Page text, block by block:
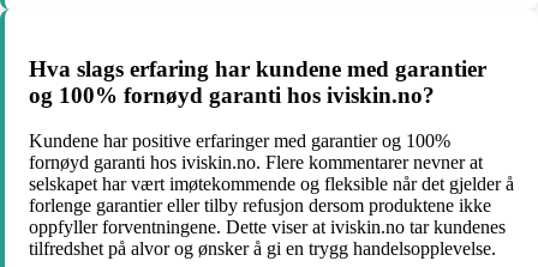
Hva slags erfaring har kundene med garantier
og 100% fornøyd garanti hos iviskin.no?
Kundene har positive erfaringer med garantier og 100%
fornøyd garanti hos iviskin.no. Flere kommentarer nevner at
selskapet har vært imøtekommende og fleksible når det gjelder å
forlenge garantier eller tilby refusjon dersom produktene ikke
oppfyller forventningene. Dette viser at iviskin.no tar kundenes
tilfredshet på alvor og ønsker å gi en trygg handelsopplevelse.